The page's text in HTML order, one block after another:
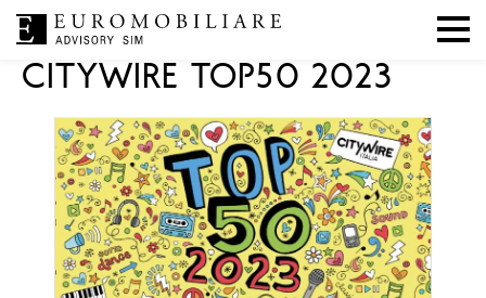
Mercati,Press ,In evidenza
CITYWIRE TOP50 2023